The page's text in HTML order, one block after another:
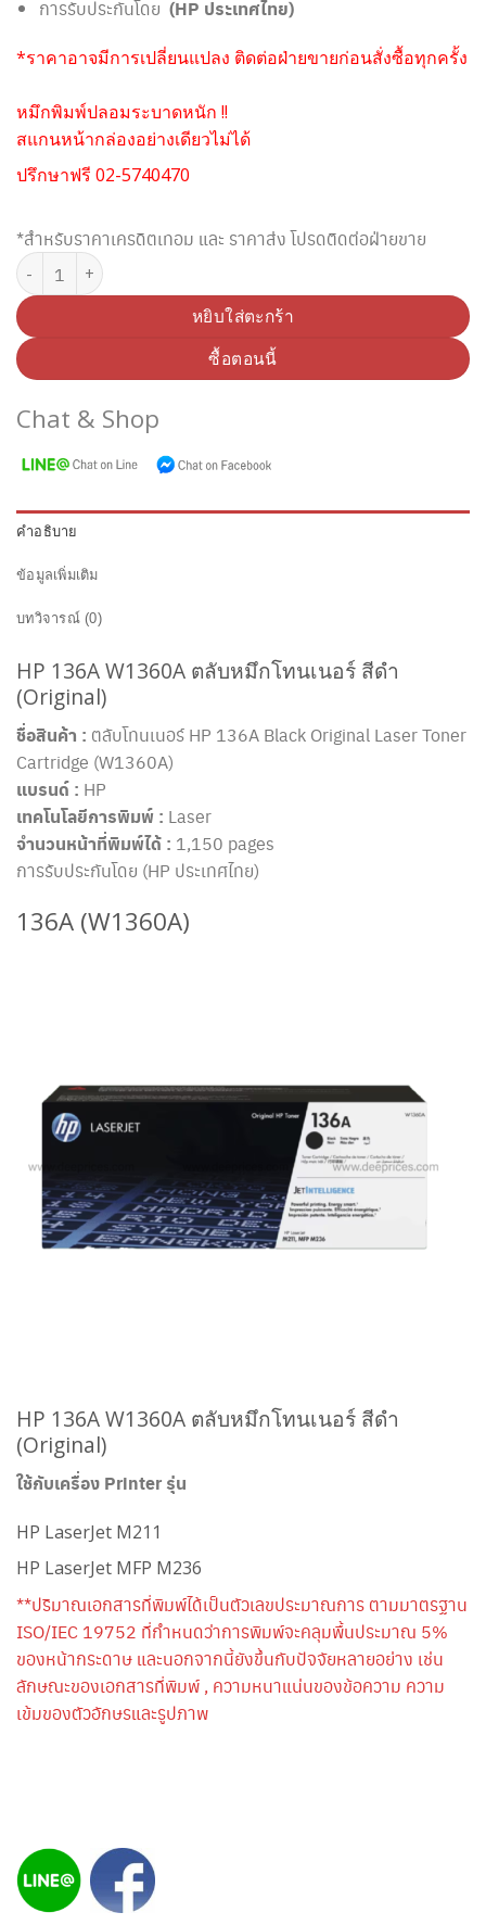
การรับประกันโดย (HP ประเทศไทย)
*ราคาอาจมีการเปลี่ยนแปลง ติดต่อฝ่ายขายก่อนสั่งซื้อทุกครั้ง
หมึกพิมพ์ปลอมระบาดหนัก !!
สแกนหน้ากล่องอย่างเดียวไม่ได้
ปรึกษาฟรี 02-5740470
*สำหรับราคาเครดิตเทอม และ ราคาส่ง โปรดติดต่อฝ่ายขาย
จำนวน HP 136A W1360A ตลับหมึกโทนเนอร์ สีดำ (Original) ชิ้น
หยิบใส่ตะกร้า
ซื้อตอนนี้
Chat & Shop
คำอธิบาย
ข้อมูลเพิ่มเติม
บทวิจารณ์ (0)
HP 136A W1360A ตลับหมึกโทนเนอร์ สีดำ
(Original)
ชื่อสินค้า : ตลับโทนเนอร์ HP 136A Black Original Laser Toner
Cartridge (W1360A)
แบรนด์ : HP
เทคโนโลยีการพิมพ์ : Laser
จำนวนหน้าที่พิมพ์ได้ : 1,150 pages
การรับประกันโดย (HP ประเทศไทย)
136A (W1360A)
HP 136A W1360A ตลับหมึกโทนเนอร์ สีดำ
(Original)
ใช้กับเครื่อง Printer รุ่น
HP LaserJet M211
HP LaserJet MFP M236
**ปริมาณเอกสารที่พิมพ์ได้เป็นตัวเลขประมาณการ ตามมาตรฐาน
ISO/IEC 19752 ที่กำหนดว่าการพิมพ์จะคลุมพื้นประมาณ 5%
ของหน้ากระดาษ และนอกจากนี้ยังขึ้นกับปัจจัยหลายอย่าง เช่น
ลักษณะของเอกสารที่พิมพ์ , ความหนาแน่นของข้อความ ความ
เข้มของตัวอักษรและรูปภาพ